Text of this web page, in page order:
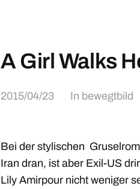
A Girl Walks
2015/04/23 In bewegtbild
Bei der stylischen
Iran dran, ist aber Exil-US
Lily Amirpour nicht weniger